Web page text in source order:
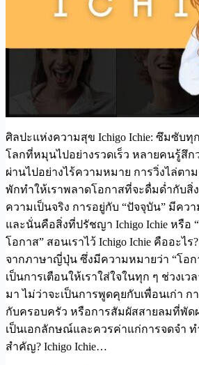
ศิลปะแห่งความสุข Ichigo Ichie: ซึมซับทุ
โลกที่หมุนไปอย่างรวดเร็ว หลายคนรู้สึก
ผ่านไปอย่างไร้ความหมาย การวิ่งไล่ตา
พักทำให้เราพลาดโอกาสที่จะดื่มด่ำกับสิ่
ความเป็นจริง การอยู่กับ “ปัจจุบัน” มีคว
และนั่นคือสิ่งที่ปรัชญา Ichigo Ichie หรือ
โอกาส” สอนเราไว้ Ichigo Ichie คืออะไร
จากภาษาญี่ปุ่น ซึ่งมีความหมายว่า “โอ
เป็นการเตือนให้เราใส่ใจในทุก ๆ ช่วงเ
มา ไม่ว่าจะเป็นการพูดคุยกับเพื่อนเก่า ก
กับครอบครัว หรือการสัมผัสสายลมที่พัด
เป็นเอกลักษณ์และควรค่าแก่การจดจำ ท
สำคัญ? Ichigo Ichie…